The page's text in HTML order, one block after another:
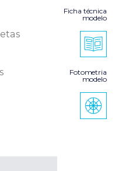
Ficha técnica
modelo
Fotometria
modelo